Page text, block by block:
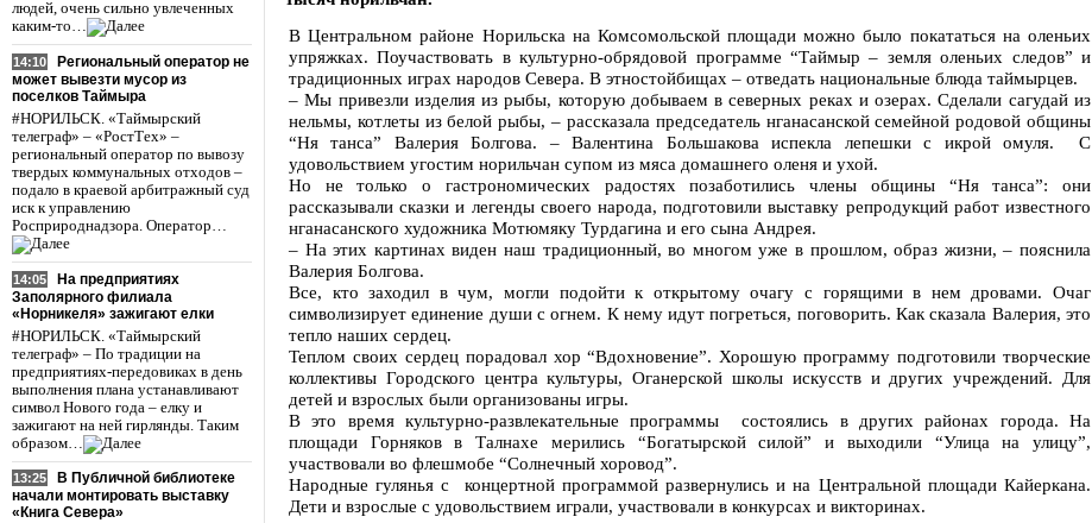
людей, очень сильно увлеченных
каким-то…
14:10
Региональный оператор не
может вывезти мусор из
поселков Таймыра
#НОРИЛЬСК. «Таймырский
телеграф» – «РостТех» –
региональный оператор по вывозу
твердых коммунальных отходов –
подало в краевой арбитражный суд
иск к управлению
Росприроднадзора. Оператор…
14:05
На предприятиях
Заполярного филиала
«Норникеля» зажигают елки
#НОРИЛЬСК. «Таймырский
телеграф» – По традиции на
предприятиях-передовиках в день
выполнения плана устанавливают
символ Нового года – елку и
зажигают на ней гирлянды. Таким
образом…
13:25
В Публичной библиотеке
начали монтировать выставку
«Книга Севера»
В Центральном районе Норильска на Комсомольской площади можно было покататься на оленьих
упряжках. Поучаствовать в культурно-обрядовой программе “Таймыр – земля оленьих следов” и
традиционных играх народов Севера. В этностойбищах – отведать национальные блюда таймырцев.
– Мы привезли изделия из рыбы, которую добываем в северных реках и озерах. Сделали сагудай из
нельмы, котлеты из белой рыбы, – рассказала председатель нганасанской семейной родовой общины
“Ня танса” Валерия Болгова. – Валентина Большакова испекла лепешки с икрой омуля. С
удовольствием угостим норильчан супом из мяса домашнего оленя и ухой.
Но не только о гастрономических радостях позаботились члены общины “Ня танса”: они
рассказывали сказки и легенды своего народа, подготовили выставку репродукций работ известного
нганасанского художника Мотюмяку Турдагина и его сына Андрея.
– На этих картинах виден наш традиционный, во многом уже в прошлом, образ жизни, – пояснила
Валерия Болгова.
Все, кто заходил в чум, могли подойти к открытому очагу с горящими в нем дровами. Очаг
символизирует единение души с огнем. К нему идут погреться, поговорить. Как сказала Валерия, это
тепло наших сердец.
Теплом своих сердец порадовал хор “Вдохновение”. Хорошую программу подготовили творческие
коллективы Городского центра культуры, Оганерской школы искусств и других учреждений. Для
детей и взрослых были организованы игры.
В это время культурно-развлекательные программы состоялись в других районах города. На
площади Горняков в Талнахе мерились “Богатырской силой” и выходили “Улица на улицу”,
участвовали во флешмобе “Солнечный хоровод”.
Народные гулянья с концертной программой развернулись и на Центральной площади Кайеркана.
Дети и взрослые с удовольствием играли, участвовали в конкурсах и викторинах.